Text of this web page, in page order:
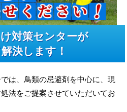
対策センターが
決します！
は、鳥類の忌避剤を中心に、現
法をご提案させていただいてお